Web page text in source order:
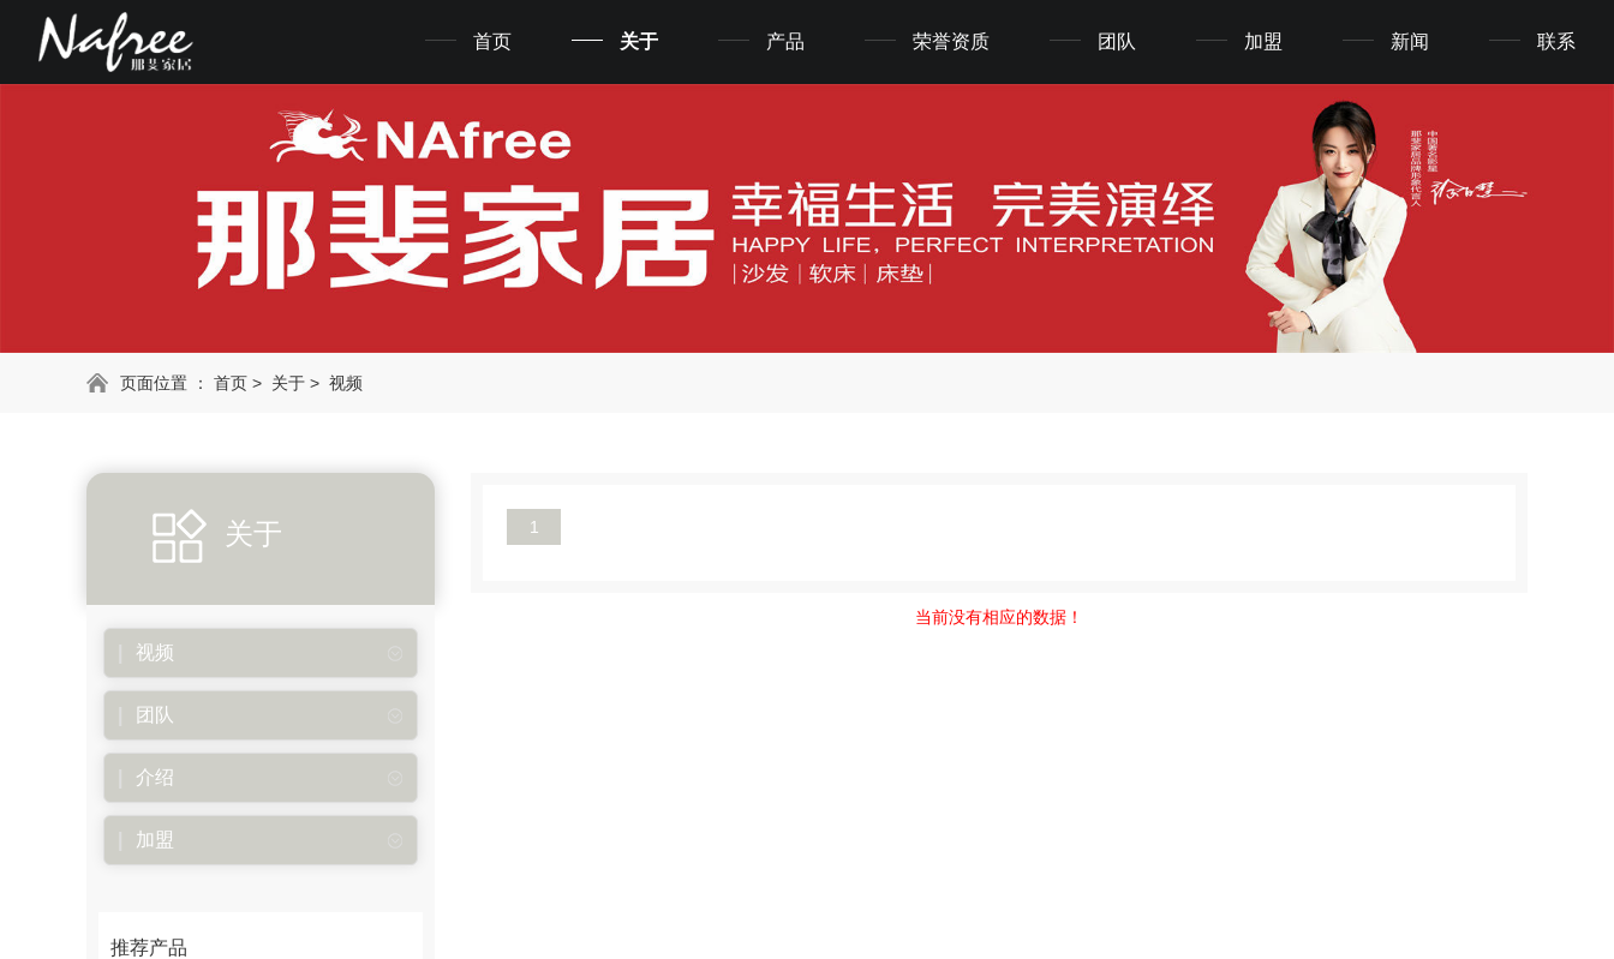
首页 关于 产品 荣誉资质 团队 加盟 新闻 联系
页面位置 ： 首页 > 关于 > 视频
关于
视频
团队
介绍
加盟
推荐产品
1
当前没有相应的数据！